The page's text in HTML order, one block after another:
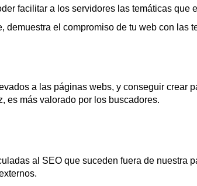
facilitar a los servidores las temáticas que
el compromiso de tu web con las
a las páginas webs, y conseguir crear
es más valorado por los buscadores.
al SEO que suceden fuera de nuestra